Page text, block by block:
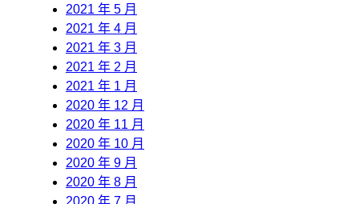
2021 年 5 月
2021 年 4 月
2021 年 3 月
2021 年 2 月
2021 年 1 月
2020 年 12 月
2020 年 11 月
2020 年 10 月
2020 年 9 月
2020 年 8 月
2020 年 7 月